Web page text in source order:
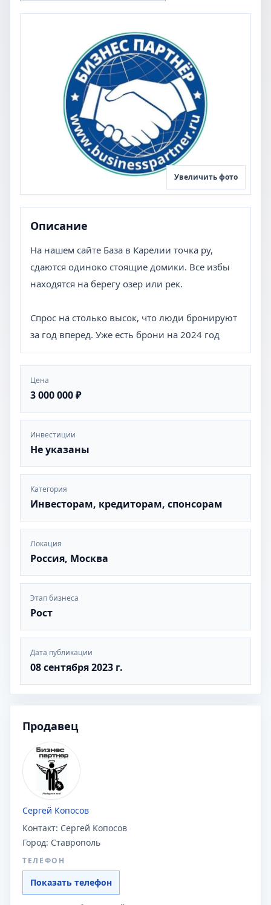
Увеличить фото
Описание
На нашем сайте База в Карелии точка ру,
сдаются одиноко стоящие домики. Все избы
находятся на берегу озер или рек.
Спрос на столько высок, что люди бронируют
за год вперед. Уже есть брони на 2024 год
Цена
3 000 000 ₽
Инвестиции
Не указаны
Категория
Инвесторам, кредиторам, спонсорам
Локация
Россия, Москва
Этап бизнеса
Рост
Дата публикации
08 сентября 2023 г.
Продавец
Сергей Копосов
Контакт: Сергей Копосов
Город: Ставрополь
ТЕЛЕФОН
Показать телефон